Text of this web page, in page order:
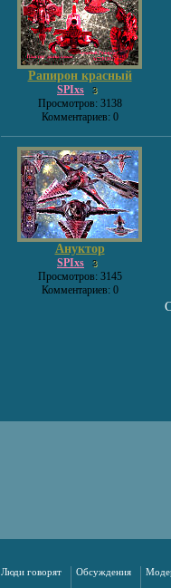
Рапирон красный
SPIxs 3
Просмотров: 3138
Комментариев: 0
Ануктор
SPIxs 3
Просмотров: 3145
Комментариев: 0
Люди говорят Обсуждения